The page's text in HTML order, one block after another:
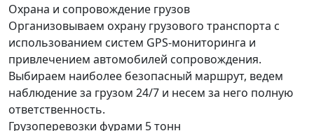
Охрана и сопровождение грузов
Организовываем охрану грузового транспорта с
использованием систем GPS-мониторинга и
привлечением автомобилей сопровождения.
Выбираем наиболее безопасный маршрут, ведем
наблюдение за грузом 24/7 и несем за него полную
ответственность.
Грузоперевозки фурами 5 тонн